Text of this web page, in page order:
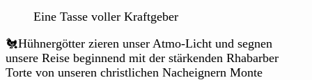
Eine Tasse voller Kraftgeber
🐔Hühnergötter zieren unser Atmo-Licht und segnen
unsere Reise beginnend mit der stärkenden Rhabarber
Torte von unseren christlichen Nacheignern Monte